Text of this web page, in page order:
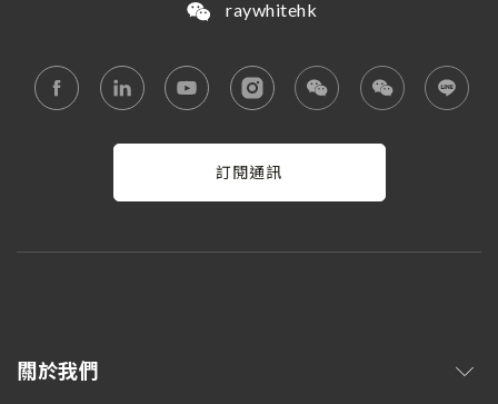
raywhitehk
訂閱通訊
關於我們